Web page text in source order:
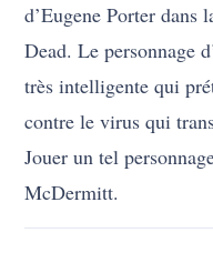
d’Eugene Porter dans
Dead. Le personnage
très intelligente qui
contre le virus qui
Jouer un tel
McDermitt.